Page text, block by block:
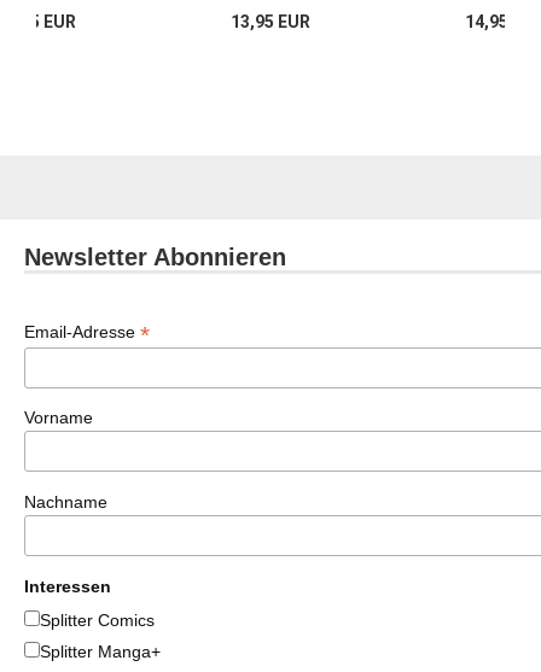
Mundart 4)
EUR 13,95 EUR 14,95
Newsletter Abonnieren
Email-Adresse *
Vorname
Nachname
Interessen
Splitter Comics
Splitter Manga+